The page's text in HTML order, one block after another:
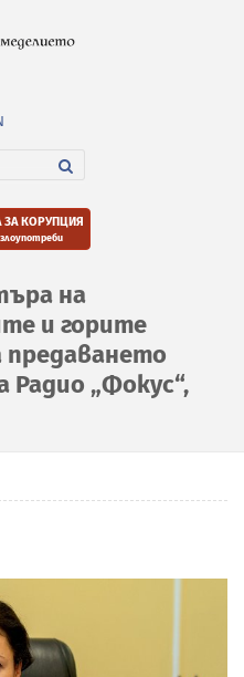
ЗА КОРУПЦИЯ
на
и горите
предаването
Радио „Фокус“,